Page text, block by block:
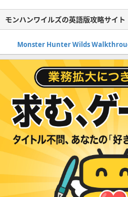
モンハンワイルズの英語版攻略サイト
Monster Hunter Wilds